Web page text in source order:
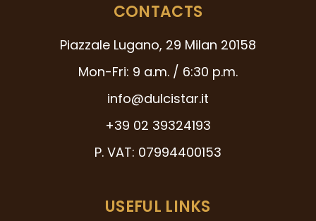
CONTACTS
Piazzale Lugano, 29 Milan 20158
Mon-Fri: 9 a.m. / 6:30 p.m.
info@dulcistar.it
+39 02 39324193
P. VAT: 07994400153
USEFUL LINKS